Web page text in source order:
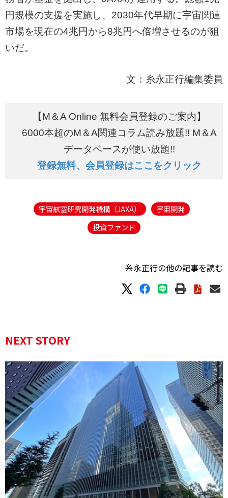
円規模の支援を実施し、2030年代早期に宇宙関連
市場を現在の4兆円から8兆円へ倍増させるのが狙
いだ。
文：糸永正行編集委員
【M＆A Online 無料会員登録のご案内】
6000本超のM＆A関連コラム読み放題!! M＆A
データベースが使い放題!!
登録無料、会員登録はここをクリック
宇宙航空研究開発機構（JAXA）
宇宙開発
投資ファンド
糸永正行の他の記事を読む
NEXT STORY